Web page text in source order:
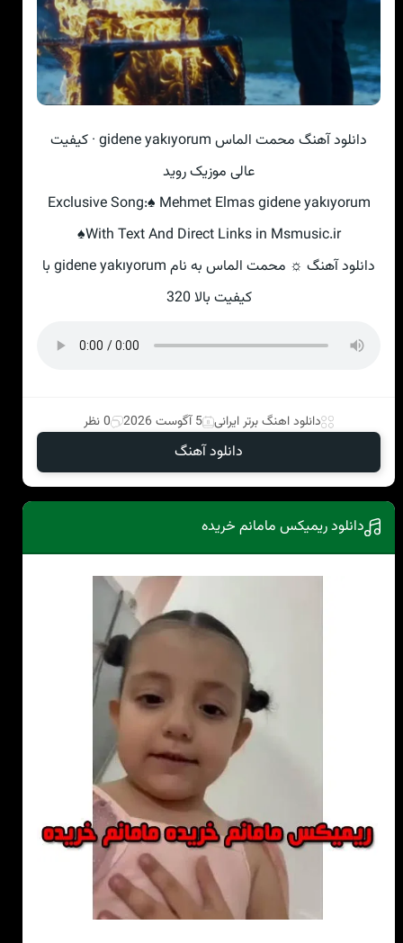
دانلود آهنگ محمت الماس gidene yakıyorum · کیفیت
عالی موزیک روید
Exclusive Song:♠ Mehmet Elmas gidene yakıyorum
♠With Text And Direct Links in Msmusic.ir
دانلود آهنگ ☼ محمت الماس به نام gidene yakıyorum با
کیفیت بالا 320
دانلود اهنگ برتر ایرانی 5 آگوست 2026 0 نظر
دانلود آهنگ
دانلود ریمیکس مامانم خریده